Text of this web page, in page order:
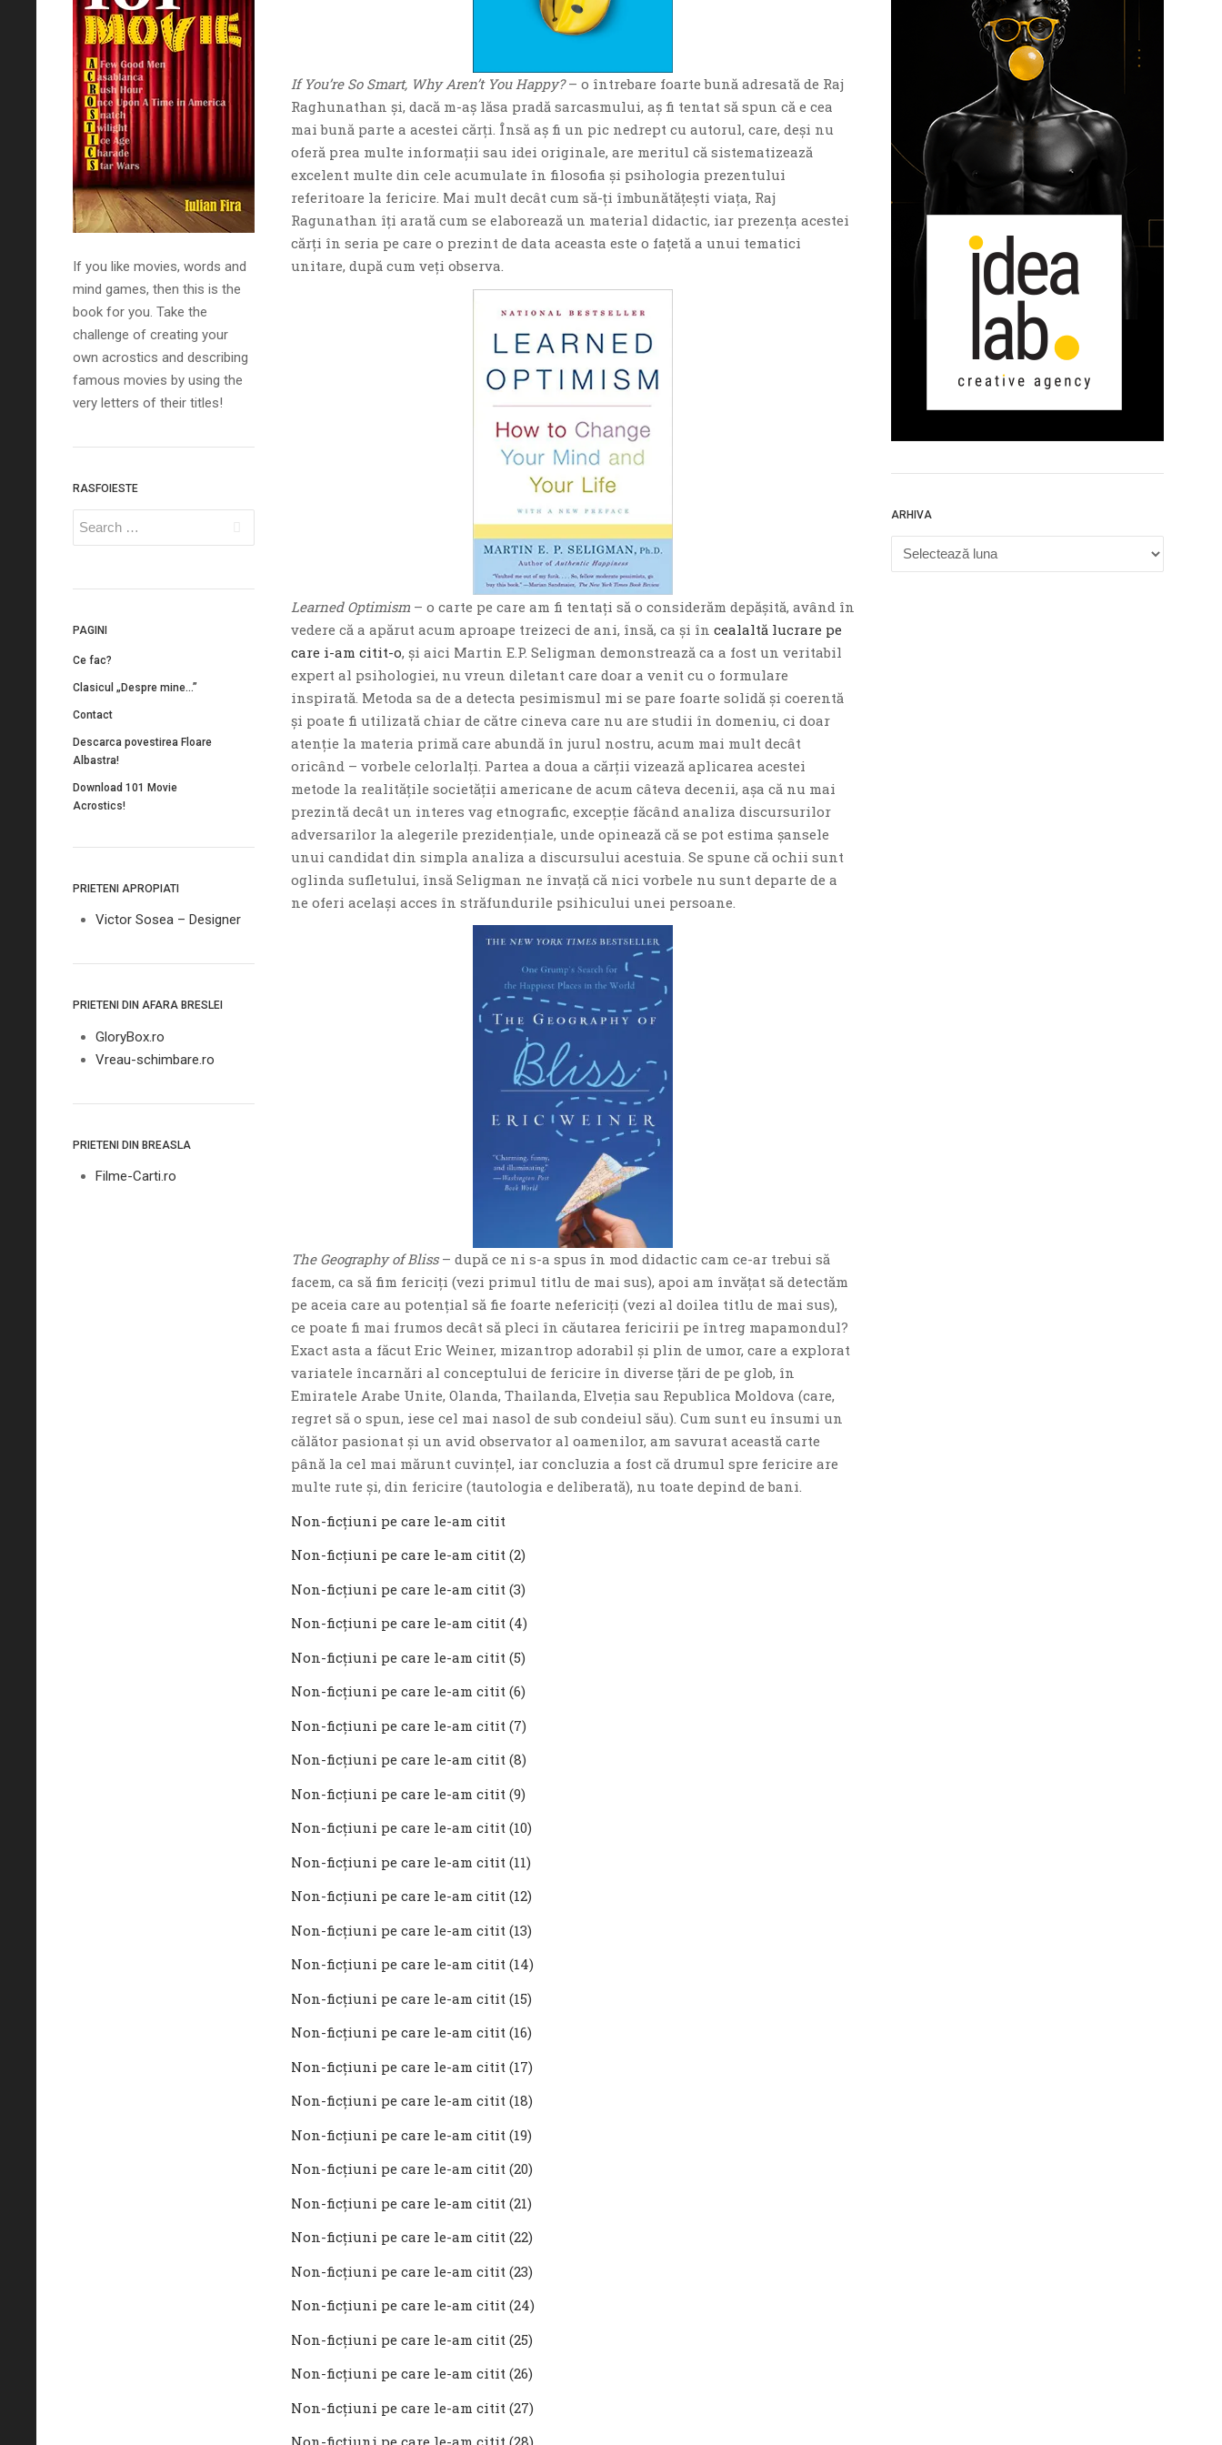
If you like movies, words and
mind games, then this is the
book for you. Take the
challenge of creating your
own acrostics and describing
famous movies by using the
very letters of their titles!
RASFOIESTE
PAGINI
Ce fac?
Clasicul „Despre mine…”
Contact
Descarca povestirea Floare
Albastra!
Download 101 Movie
Acrostics!
PRIETENI APROPIATI
Victor Sosea – Designer
PRIETENI DIN AFARA BRESLEI
GloryBox.ro
Vreau-schimbare.ro
PRIETENI DIN BREASLA
Filme-Carti.ro
If You’re So Smart, Why Aren’t You Happy?– o întrebare foarte bună adresată de Raj
Raghunathan şi, dacă m-aş lăsa pradă sarcasmului, aş fi tentat să spun că e cea
mai bună parte a acestei cărţi. Însă aş fi un pic nedrept cu autorul, care, deşi nu
oferă prea multe informaţii sau idei originale, are meritul că sistematizează
excelent multe din cele acumulate în filosofia şi psihologia prezentului
referitoare la fericire. Mai mult decât cum să-ţi îmbunătăţeşti viaţa, Raj
Ragunathan îţi arată cum se elaborează un material didactic, iar prezenţa acestei
cărţi în seria pe care o prezint de data aceasta este o faţetă a unui tematici
unitare, după cum veţi observa.
Learned Optimism – o carte pe care am fi tentaţi să o considerăm depăşită, având în
vedere că a apărut acum aproape treizeci de ani, însă, ca şi în cealaltă lucrare pe
care i-am citit-o, şi aici Martin E.P. Seligman demonstrează ca a fost un veritabil
expert al psihologiei, nu vreun diletant care doar a venit cu o formulare
inspirată. Metoda sa de a detecta pesimismul mi se pare foarte solidă şi coerentă
şi poate fi utilizată chiar de către cineva care nu are studii în domeniu, ci doar
atenţie la materia primă care abundă în jurul nostru, acum mai mult decât
oricând – vorbele celorlalţi. Partea a doua a cărţii vizează aplicarea acestei
metode la realităţile societăţii americane de acum câteva decenii, aşa că nu mai
prezintă decât un interes vag etnografic, excepţie făcând analiza discursurilor
adversarilor la alegerile prezidenţiale, unde opinează că se pot estima şansele
unui candidat din simpla analiza a discursului acestuia. Se spune că ochii sunt
oglinda sufletului, însă Seligman ne învaţă că nici vorbele nu sunt departe de a
ne oferi acelaşi acces în străfundurile psihicului unei persoane.
The Geography of Bliss– după ce ni s-a spus în mod didactic cam ce-ar trebui să
facem, ca să fim fericiţi (vezi primul titlu de mai sus), apoi am învăţat să detectăm
pe aceia care au potenţial să fie foarte nefericiţi (vezi al doilea titlu de mai sus),
ce poate fi mai frumos decât să pleci în căutarea fericirii pe întreg mapamondul?
Exact asta a făcut Eric Weiner, mizantrop adorabil şi plin de umor, care a explorat
variatele încarnări al conceptului de fericire în diverse ţări de pe glob, în
Emiratele Arabe Unite, Olanda, Thailanda, Elveţia sau Republica Moldova (care,
regret să o spun, iese cel mai nasol de sub condeiul său). Cum sunt eu însumi un
călător pasionat şi un avid observator al oamenilor, am savurat această carte
până la cel mai mărunt cuvinţel, iar concluzia a fost că drumul spre fericire are
multe rute şi, din fericire (tautologia e deliberată), nu toate depind de bani.
Non-ficţiuni pe care le-am citit
Non-ficţiuni pe care le-am citit (2)
Non-ficţiuni pe care le-am citit (3)
Non-ficţiuni pe care le-am citit (4)
Non-ficţiuni pe care le-am citit (5)
Non-ficţiuni pe care le-am citit (6)
Non-ficţiuni pe care le-am citit (7)
Non-ficţiuni pe care le-am citit (8)
Non-ficţiuni pe care le-am citit (9)
Non-ficţiuni pe care le-am citit (10)
Non-ficţiuni pe care le-am citit (11)
Non-ficţiuni pe care le-am citit (12)
Non-ficţiuni pe care le-am citit (13)
Non-ficţiuni pe care le-am citit (14)
Non-ficţiuni pe care le-am citit (15)
Non-ficţiuni pe care le-am citit (16)
Non-ficţiuni pe care le-am citit (17)
Non-ficţiuni pe care le-am citit (18)
Non-ficţiuni pe care le-am citit (19)
Non-ficţiuni pe care le-am citit (20)
Non-ficţiuni pe care le-am citit (21)
Non-ficţiuni pe care le-am citit (22)
Non-ficţiuni pe care le-am citit (23)
Non-ficţiuni pe care le-am citit (24)
Non-ficţiuni pe care le-am citit (25)
Non-ficţiuni pe care le-am citit (26)
Non-ficţiuni pe care le-am citit (27)
ARHIVA
Arhiva